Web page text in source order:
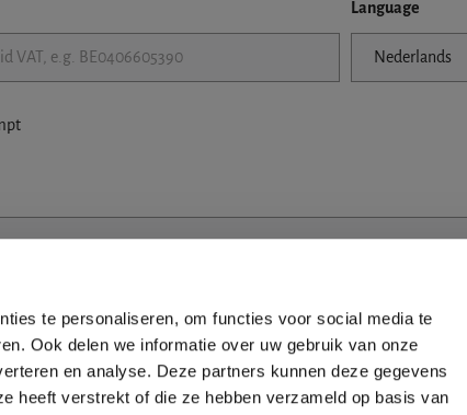
te personaliseren, om functies voor social media te
Ook delen we informatie over uw gebruik van onze
en analyse. Deze partners kunnen deze gegevens
heeft verstrekt of die ze hebben verzameld op basis van
Language